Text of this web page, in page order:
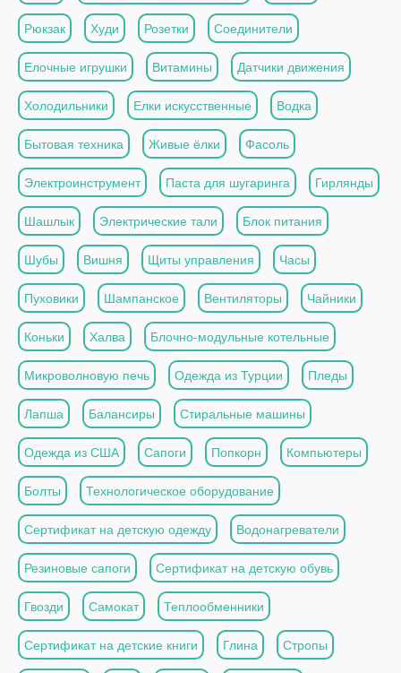
Рюкзак Худи Розетки Соединители
Елочные игрушки Витамины Датчики движения
Холодильники Елки искусственные Водка
Бытовая техника Живые ёлки Фасоль
Электроинструмент Паста для шугаринга Гирлянды
Шашлык Электрические тали Блок питания
Шубы Вишня Щиты управления Часы
Пуховики Шампанское Вентиляторы Чайники
Коньки Халва Блочно-модульные котельные
Микроволновую печь Одежда из Турции Пледы
Лапша Балансиры Стиральные машины
Одежда из США Сапоги Попкорн Компьютеры
Болты Технологическое оборудование
Сертификат на детскую одежду Водонагреватели
Резиновые сапоги Сертификат на детскую обувь
Гвозди Самокат Теплообменники
Сертификат на детские книги Глина Стропы